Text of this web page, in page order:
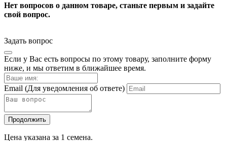
Нет вопросов о данном товаре, станьте первым и задайте
свой вопрос.
Задать вопрос
Если у Вас есть вопросы по этому товару, заполните форму
ниже, и мы ответим в ближайшее время.
Email (Для уведомления об ответе)
Продолжить
Цена указана за 1 семена.